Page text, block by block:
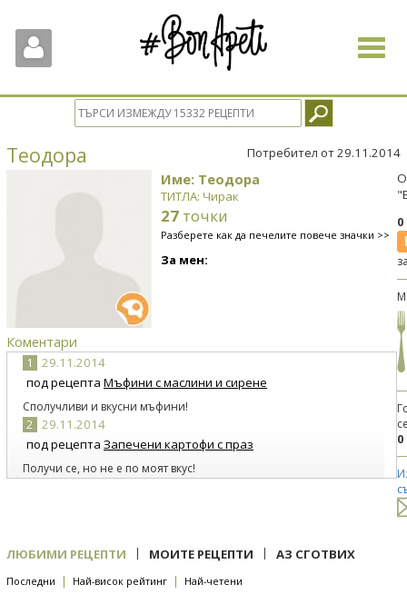
Toggle
Теодора Потребител от 29.11.2014
Име: Теодора
ТИТЛА: Чирак
27 точки
Разберете как да печелите повече значки >>
За мен:
Коментари
1
29.11.2014
под рецепта Мъфини с маслини и сирене
Сполучливи и вкусни мъфини!
2 29.11.2014
под рецепта Запечени картофи с праз
Получи се, но не е по моят вкус!
0
ЛЮБИМИ РЕЦЕПТИ | МОИТЕ РЕЦЕПТИ | АЗ СГОТВИХ
Последни | Най-висок рейтинг | Най-четени